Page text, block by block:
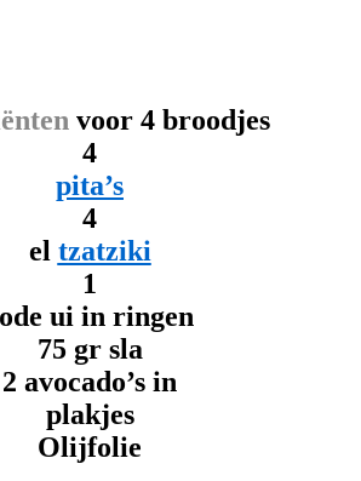
voor 4 broodjes
4
pita’s
4
el tzatziki
1
ui in ringen
75 gr sla
2 avocado’s in
plakjes
Olijfolie